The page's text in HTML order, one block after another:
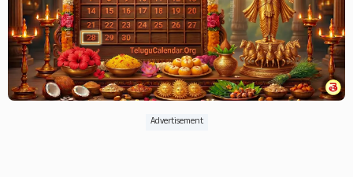
Advertisement